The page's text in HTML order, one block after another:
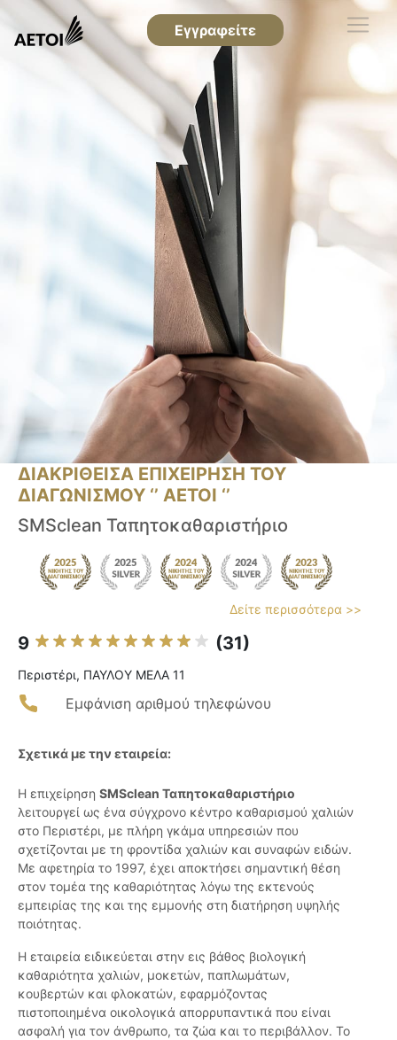
Εγγραφείτε
ΔΙΑΚΡΙΘΕΙΣΑ ΕΠΙΧΕΙΡΗΣΗ ΤΟΥ
ΔΙΑΓΩΝΙΣΜΟΥ ‘’ ΑΕΤΟΙ ‘’
SMSclean Ταπητοκαθαριστήριο
Δείτε περισσότερα >>
9 (31)
Περιστέρι, ΠΑΥΛΟΥ ΜΕΛΑ 11
Εμφάνιση αριθμού τηλεφώνου
Σχετικά με την εταιρεία:
Η επιχείρηση SMSclean Ταπητοκαθαριστήριο
λειτουργεί ως ένα σύγχρονο κέντρο καθαρισμού χαλιών
στο Περιστέρι, με πλήρη γκάμα υπηρεσιών που
σχετίζονται με τη φροντίδα χαλιών και συναφών ειδών.
Με αφετηρία το 1997, έχει αποκτήσει σημαντική θέση
στον τομέα της καθαριότητας λόγω της εκτενούς
εμπειρίας της και της εμμονής στη διατήρηση υψηλής
ποιότητας.
Η εταιρεία ειδικεύεται στην εις βάθος βιολογική
καθαριότητα χαλιών, μοκετών, παπλωμάτων,
κουβερτών και φλοκατών, εφαρμόζοντας
πιστοποιημένα οικολογικά απορρυπαντικά που είναι
ασφαλή για τον άνθρωπο, τα ζώα και το περιβάλλον. Το